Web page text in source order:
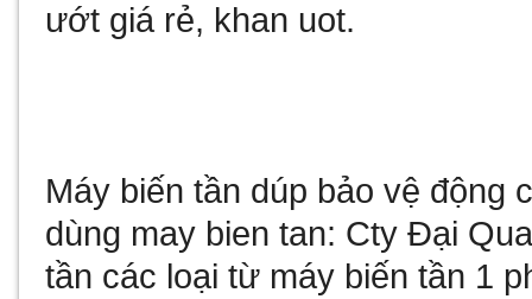
ướt giá rẻ, khan uot.
Máy biến tần dúp bảo vệ động
dùng may bien tan: Cty Đại
tần các loại từ máy biến tần 1